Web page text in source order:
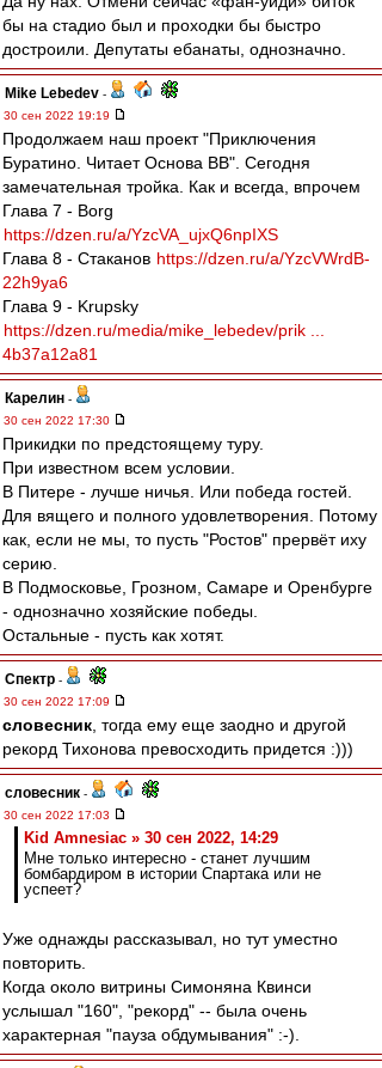
бы на стадио был и проходки бы быстро
достроили. Депутаты ебанаты, однозначно.
Mike Lebedev -
30 сен 2022 19:19
Продолжаем наш проект "Приключения
Буратино. Читает Основа ВВ". Сегодня
замечательная тройка. Как и всегда, впрочем
Глава 7 - Borg
https://dzen.ru/a/YzcVA_ujxQ6npIXS
Глава 8 - Стаканов https://dzen.ru/a/YzcVWrdB-
22h9ya6
Глава 9 - Krupsky
https://dzen.ru/media/mike_lebedev/prik ...
4b37a12a81
Карелин -
30 сен 2022 17:30
Прикидки по предстоящему туру.
При известном всем условии.
В Питере - лучше ничья. Или победа гостей.
Для вящего и полного удовлетворения. Потому
как, если не мы, то пусть "Ростов" прервёт иху
серию.
В Подмосковье, Грозном, Самаре и Оренбурге
- однозначно хозяйские победы.
Остальные - пусть как хотят.
Спектр -
30 сен 2022 17:09
словесник , тогда ему еще заодно и другой
рекорд Тихонова превосходить придется :)))
словесник -
30 сен 2022 17:03
Kid Amnesiac » 30 сен 2022, 14:29
Мне только интересно - станет лучшим
бомбардиром в истории Спартака или не
успеет?
Уже однажды рассказывал, но тут уместно
повторить.
Когда около витрины Симоняна Квинси
услышал "160", "рекорд" -- была очень
характерная "пауза обдумывания" :-).